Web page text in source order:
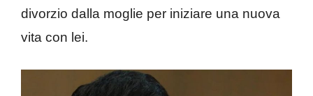
divorzio dalla moglie per iniziare una nuova
vita con lei.